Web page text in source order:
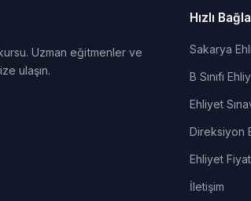
Uzman eğitmenler ve
ulaşın.
Hızlı
Sakarya
B Sınıfı
Ehliyet
Direksiyon
Ehliyet
İletişim